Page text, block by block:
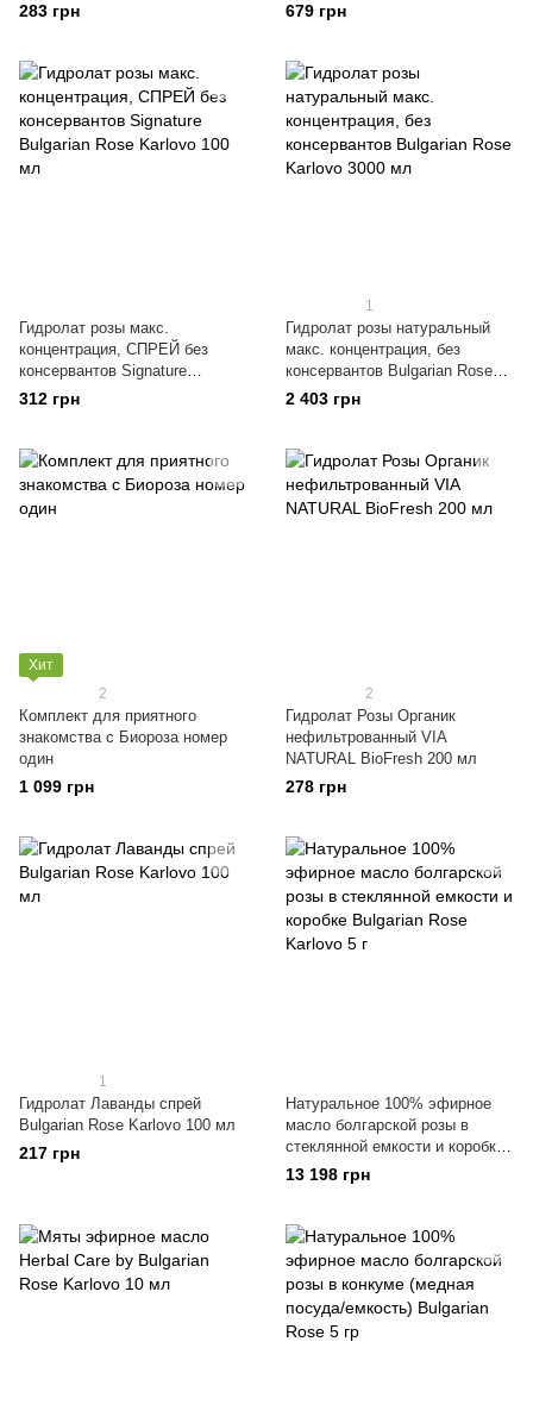
283 грн 679 грн
Гидролат розы макс.
концентрация, СПРЕЙ без
консервантов Signature
Bulgarian Rose Karlovo 100 мл
312 грн
1
Гидролат розы натуральный
макс. концентрация, без
консервантов Bulgarian Rose
Karlovo 3000 мл
2 403 грн
Хит
2
Комплект для приятного
знакомства с Биороза номер
один
1 099 грн
2
Гидролат Розы Органик
нефильтрованный VIA
NATURAL BioFresh 200 мл
278 грн
1
Гидролат Лаванды спрей
Bulgarian Rose Karlovo 100 мл
217 грн
Натуральное 100% эфирное
масло болгарской розы в
стеклянной емкости и коробке
Bulgarian Rose Karlovo 5 г
13 198 грн